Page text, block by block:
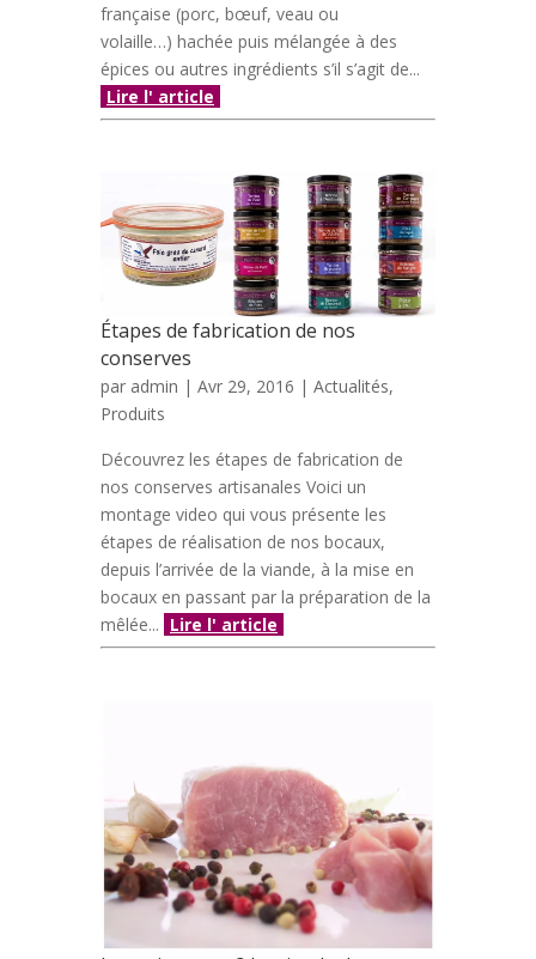
française (porc, bœuf, veau ou
volaille…) hachée puis mélangée à des
épices ou autres ingrédients s’il s’agit de...
Lire l' article
Étapes de fabrication de nos
conserves
par admin | Avr 29, 2016 | Actualités,
Produits
Découvrez les étapes de fabrication de
nos conserves artisanales Voici un
montage video qui vous présente les
étapes de réalisation de nos bocaux,
depuis l’arrivée de la viande, à la mise en
bocaux en passant par la préparation de la
mêlée... Lire l' article